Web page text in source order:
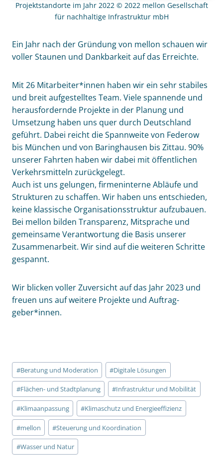
Projektstandorte im Jahr 2022 © 2022 mellon Gesellschaft
für nachhaltige Infrastruktur mbH
Ein Jahr nach der Gründung von mellon schauen wir
voller Staunen und Dank­barkeit auf das Erreichte.
Mit 26 Mitarbeiter*innen haben wir ein sehr stabiles
und breit auf­gestelltes Team. Viele spannende und
heraus­fordernde Projekte in der Planung und
Umsetzung haben uns quer durch Deutschland
geführt. Dabei reicht die Spann­weite von Federow
bis München und von Baringhausen bis Zittau. 90%
unserer Fahrten haben wir dabei mit öffent­lichen
Verkehrs­mitteln zurück­gelegt.
Auch ist uns gelungen, firmen­interne Abläufe und
Struk­turen zu schaffen. Wir haben uns entschieden,
keine klassische Organisations­struktur auf­zu­bauen.
Bei mellon bilden Trans­parenz, Mit­sprache und
gemeinsame Ver­ant­wor­tung die Basis unserer
Zusammen­arbeit. Wir sind auf die weiteren Schritte
gespannt.
Wir blicken voller Zuver­sicht auf das Jahr 2023 und
freuen uns auf weitere Projekte und Auftrag­
geber*innen.
Schlagworte:
#Beratung und Moderation #Digitale Lösungen
#Flächen- und Stadtplanung #Infrastruktur und Mobilität
#Klimaanpassung #Klimaschutz und Energieeffizienz
#mellon #Steuerung und Koordination
#Wasser und Natur